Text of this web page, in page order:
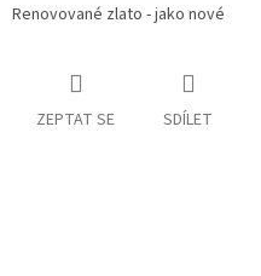
Renovované zlato - jako nové
ZEPTAT SE SDÍLET